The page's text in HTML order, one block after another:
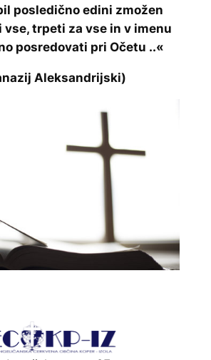
posledično edini zmožen
trpeti za vse in v imenu
posredovati pri Očetu ..«
Aleksandrijski)